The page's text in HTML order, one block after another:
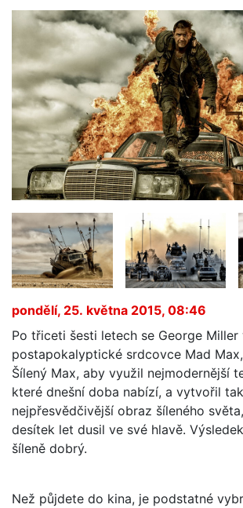
pondělí, 25. května 2015, 08:46
Po třiceti šesti letech se George
postapokalyptické srdcovce Mad
Šílený Max, aby využil nejmodernější
které dnešní doba nabízí, a vytvořil
nejpřesvědčivější obraz šíleného
desítek let dusil ve své hlavě.
šíleně dobrý.
Než půjdete do kina, je podstatné